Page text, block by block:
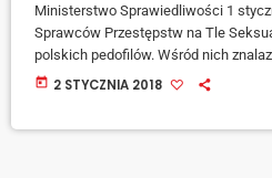
Ministerstwo Sprawiedliwości 1
Sprawców Przestępstw na Tle
polskich pedofilów. Wśród nich
W części ogólnodostępnej znalazły
today 2 STYCZNIA 2018